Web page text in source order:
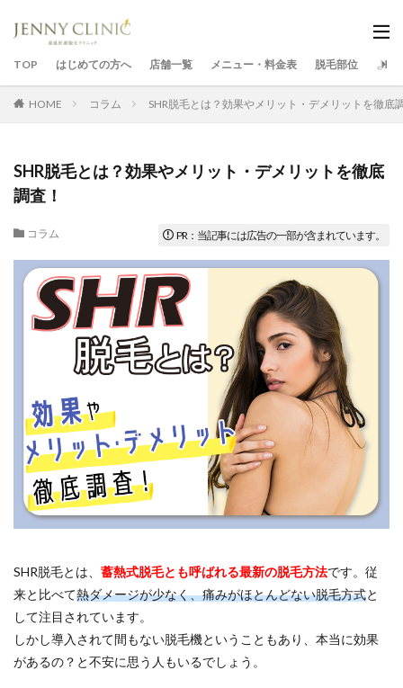
TOP はじめての方へ 店舗一覧 メニュー・料金表 脱毛部位 よく
HOME コラム SHR脱毛とは？効果やメリット・デメリットを徹底
SHR脱毛とは？効果やメリット・デメリットを徹底
調査！
コラム
SHR脱毛とは、 蓄熱式脱毛とも呼ばれる最新の脱毛方法です。従
来と比べて熱ダメージが少なく、痛みがほとんどない脱毛方式と
して注目されています。
しかし導入されて間もない脱毛機ということもあり、本当に効果
があるの？と不安に思う人もいるでしょう。